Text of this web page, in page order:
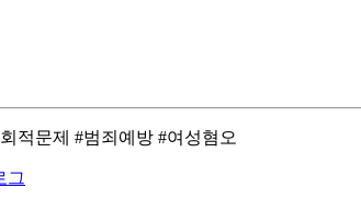
적문제 #범죄예방 #여성혐오
그